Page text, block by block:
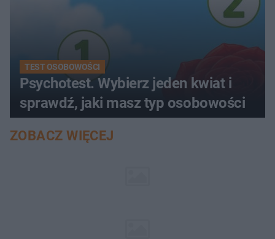
TEST OSOBOWOŚCI
Psychotest. Wybierz jeden kwiat i
sprawdź, jaki masz typ osobowości
ZOBACZ WIĘCEJ